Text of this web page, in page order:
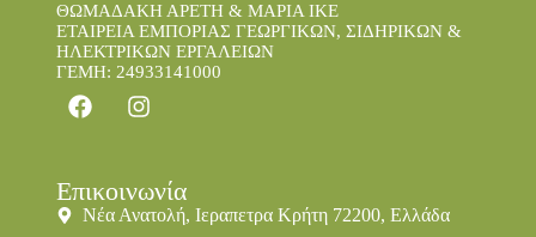
ΘΩΜΑΔΑΚΗ ΑΡΕΤΗ & ΜΑΡΙΑ IKE
ΕΤΑΙΡΕΙΑ ΕΜΠΟΡΙΑΣ ΓΕΩΡΓΙΚΩΝ, ΣΙΔΗΡΙΚΩΝ &
ΗΛΕΚΤΡΙΚΩΝ ΕΡΓΑΛΕΙΩΝ
ΓΕΜΗ: 24933141000
Επικοινωνία
Νέα Ανατολή, Ιεραπετρα Κρήτη 72200, Ελλάδα